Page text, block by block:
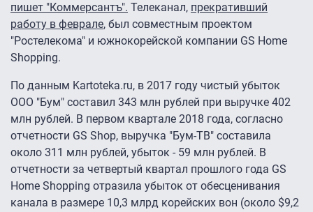
пишет "Коммерсантъ". Телеканал, прекративший
работу в феврале, был совместным проектом
"Ростелекома" и южнокорейской компании GS Home
Shopping.
По данным Kartoteka.ru, в 2017 году чистый убыток
ООО "Бум" составил 343 млн рублей при выручке 402
млн рублей. В первом квартале 2018 года, согласно
отчетности GS Shop, выручка "Бум-ТВ" составила
около 311 млн рублей, убыток - 59 млн рублей. В
отчетности за четвертый квартал прошлого года GS
Home Shopping отразила убыток от обесценивания
канала в размере 10,3 млрд корейских вон (около $9,2